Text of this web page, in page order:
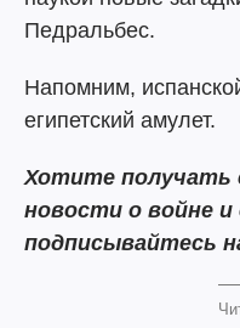
Педральбес.
Напомним,
египетский амулет.
Хотите получать
новости о войне
подписывайтесь